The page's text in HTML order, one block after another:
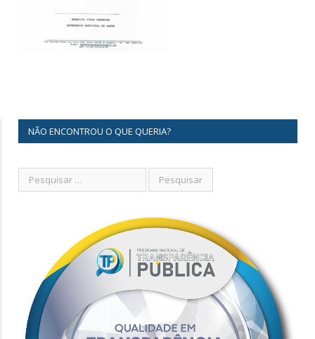
NÃO ENCONTROU O QUE QUERIA?